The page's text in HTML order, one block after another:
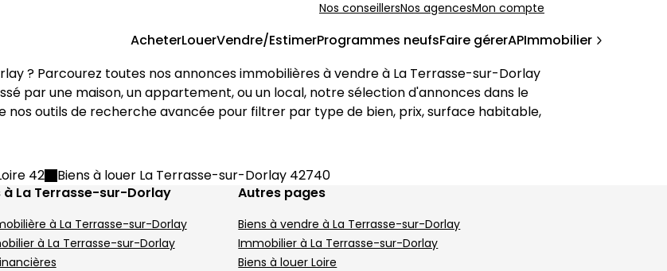
Nos conseillersNos agencesMon compte
AcheterLouerVendre/EstimerProgrammes neufsFaire gérerAPImmobilier
? Parcourez toutes nos annonces immobilières à vendre à La Terrasse-sur-Dorlay
par une maison, un appartement, ou un local, notre sélection d'annonces dans le
nos outils de recherche avancée pour filtrer par type de bien, prix, surface habitable,
42
Biens à louer La Terrasse-sur-Dorlay 42740
à La Terrasse-sur-Dorlay
à La Terrasse-sur-Dorlay
à La Terrasse-sur-Dorlay
Autres pages
Biens à vendre à La Terrasse-sur-Dorlay
Immobilier à La Terrasse-sur-Dorlay
Biens à louer Loire